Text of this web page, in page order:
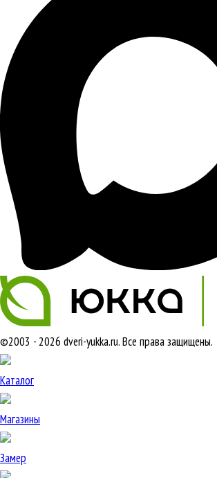
©2003 - 2026 dveri-yukka.ru. Все права защищены.
Каталог
Магазины
Замер